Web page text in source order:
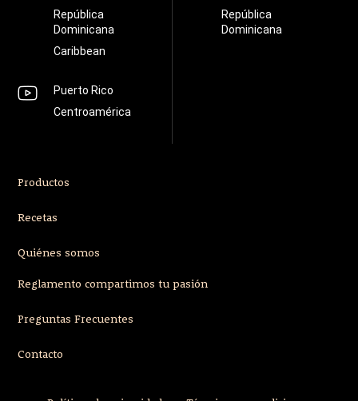
República
Dominicana
Caribbean
República
Dominicana
Puerto Rico
Centroamérica
Productos
Recetas
Quiénes somos
Reglamento compartimos tu pasión
Preguntas Frecuentes
Contacto